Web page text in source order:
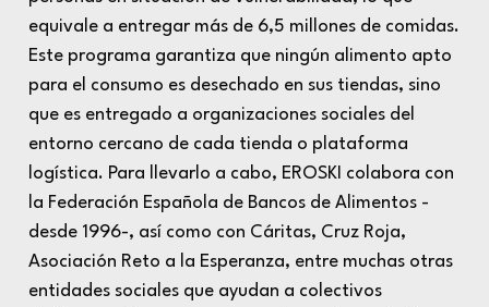
equivale a entregar más de 6,5 millones de comidas.
Este programa garantiza que ningún alimento apto
para el consumo es desechado en sus tiendas, sino
que es entregado a organizaciones sociales del
entorno cercano de cada tienda o plataforma
logística. Para llevarlo a cabo, EROSKI colabora con
la Federación Española de Bancos de Alimentos -
desde 1996-, así como con Cáritas, Cruz Roja,
Asociación Reto a la Esperanza, entre muchas otras
entidades sociales que ayudan a colectivos